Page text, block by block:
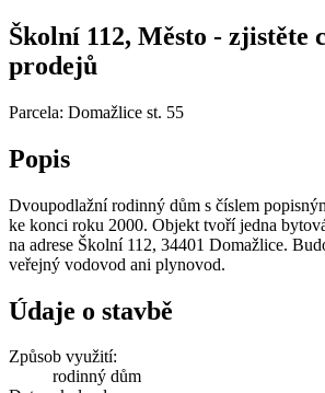
Školní 112, Město - zjistěte
prodejů
Parcela: Domažlice st. 55
Popis
Dvoupodlažní rodinný dům s číslem
ke konci roku 2000. Objekt tvoří jedna
na adrese Školní 112, 34401 Domažlice.
veřejný vodovod ani plynovod.
Údaje o stavbě
Způsob využití:
rodinný dům